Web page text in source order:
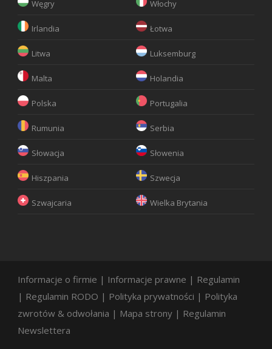
Węgry Włochy
Irlandia Łotwa
Litwa Luksemburg
Malta Holandia
Polska Portugalia
Rumunia Serbia
Słowacja Słowenia
Hiszpania Szwecja
Szwajcaria Wielka Brytania
Informacje o firmie | Informacje prawne | Regulamin
| Regulamin RODO | Polityka prywatności | Polityka
zwrotów & odwołania | Mapa strony | Regulamin
Newslettera